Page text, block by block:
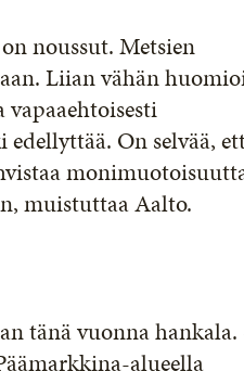
noussut. Metsien
Liian vähän
On selvää,
muistuttaa Aalto.
tänä vuonna hankala.
alueella